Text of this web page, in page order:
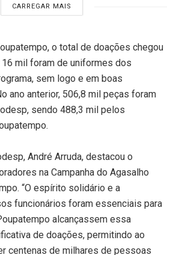
CARREGAR MAIS
o total de doações chegou
mil foram de uniformes dos
sem logo e em boas
ano anterior, 506,8 mil peças foram
sendo 488,3 mil pelos
André Arruda, destacou o
na Campanha do Agasalho
“O espírito solidário e a
funcionários foram essenciais para
alcançassem essa
de doações, permitindo ao
centenas de milhares de pessoas